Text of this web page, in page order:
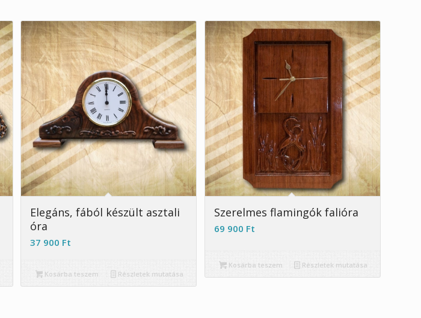
Elegáns, fából készült asztali
óra
37 900 Ft
Kosárba teszem Részletek mutatása
Szerelmes flamingók falióra
69 900 Ft
Kosárba teszem Részletek mutatása